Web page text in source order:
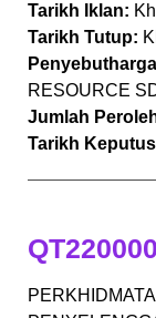
Tarikh Iklan:
Tarikh Tutup:
RESOURCE
Jumlah
Tarikh